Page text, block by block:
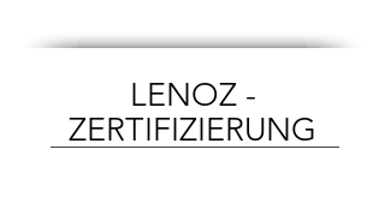
LENOZ -
ZERTIFIZIERUNG